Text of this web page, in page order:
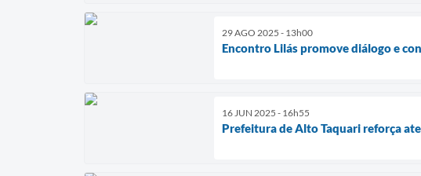
29 AGO 2025 - 13h00
Encontro Lilás promove diálogo e
16 JUN 2025 - 16h55
Prefeitura de Alto Taquari reforça